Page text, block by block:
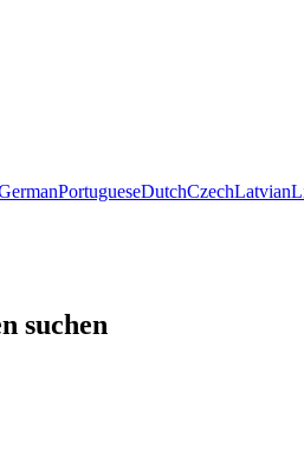
PortugueseDutchCzechLatvian
suchen